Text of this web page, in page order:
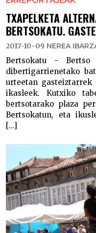
TXAPELKETA
BERTSOKATU.
2017-10-09 NEREA
Bertsokatu - Bertso
dibertigarrienetako
urteetan
ikasleek. Kutxiko
bertsotarako plaza
Bertsokatun, eta
[...]